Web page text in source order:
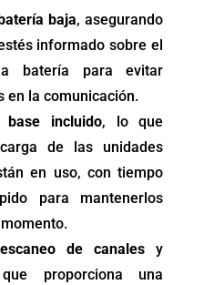
baja, asegurando
informado sobre el
batería para evitar
en la comunicación.
base incluido, lo que
de las unidades
en uso, con tiempo
para mantenerlos
de canales y
proporciona una